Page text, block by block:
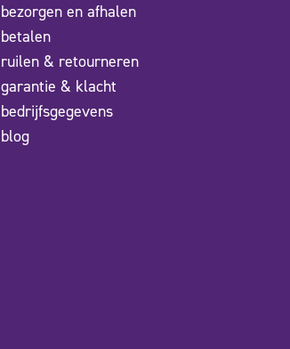
bezorgen en afhalen
betalen
ruilen & retourneren
garantie & klacht
bedrijfsgegevens
blog